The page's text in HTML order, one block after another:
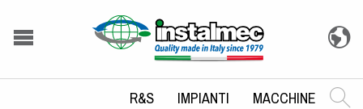
R&S IMPIANTI MACCHINE